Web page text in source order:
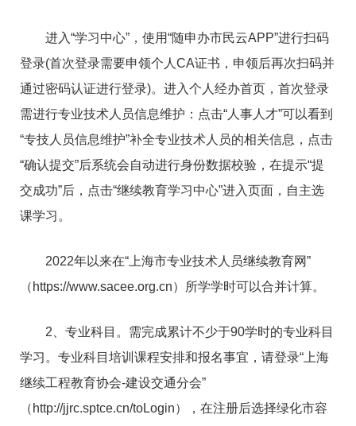
进入“学习中心”，使用“随申办市民云APP”进行扫码
登录(首次登录需要申领个人CA证书，申领后再次扫码并
通过密码认证进行登录)。进入个人经办首页，首次登录
需进行专业技术人员信息维护：点击“人事人才”可以看到
“专技人员信息维护”补全专业技术人员的相关信息，点击
“确认提交”后系统会自动进行身份数据校验，在提示“提
交成功”后，点击“继续教育学习中心”进入页面，自主选
课学习。
2022年以来在“上海市专业技术人员继续教育网”
（https://www.sacee.org.cn）所学学时可以合并计算。
2、专业科目。需完成累计不少于90学时的专业科目
学习。专业科目培训课程安排和报名事宜，请登录“上海
继续工程教育协会-建设交通分会”
（http://jjrc.sptce.cn/toLogin），在注册后选择绿化市容